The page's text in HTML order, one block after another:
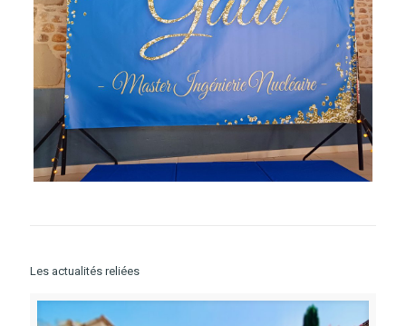
Les actualités reliées